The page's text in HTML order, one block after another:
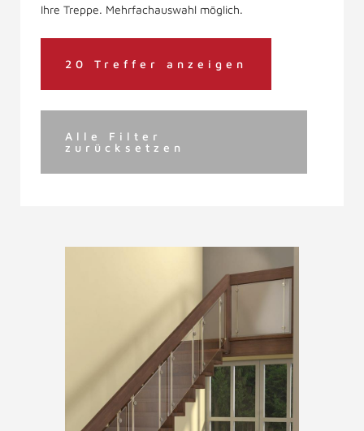
Ihre Treppe. Mehrfachauswahl möglich.
20 Treffer anzeigen
Alle Filter
zurücksetzen